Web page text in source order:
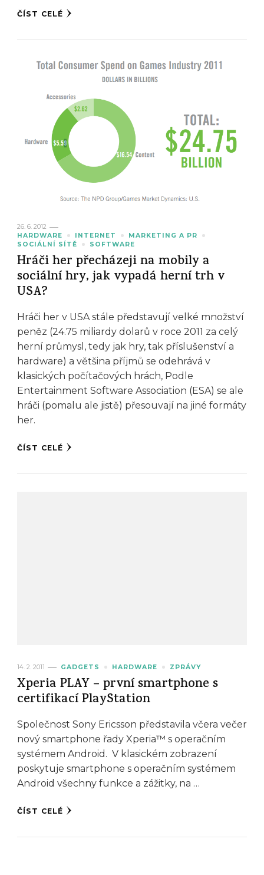
ČÍST CELÉ
26. 6. 2012
HARDWARE
INTERNET
MARKETING A PR
SOCIÁLNÍ SÍTĚ
SOFTWARE
Hráči her přecházeji na mobily a
sociální hry, jak vypadá herní trh v
USA?
Hráči her v USA stále představují velké množství
peněz (24.75 miliardy dolarů v roce 2011 za celý
herní průmysl, tedy jak hry, tak příslušenství a
hardware) a většina příjmů se odehrává v
klasických počítačových hrách, Podle
Entertainment Software Association (ESA) se ale
hráči (pomalu ale jistě) přesouvají na jiné formáty
her.
ČÍST CELÉ
14. 2. 2011 GADGETS HARDWARE ZPRÁVY
Xperia PLAY – první smartphone s
certifikací PlayStation
Společnost Sony Ericsson představila včera večer
nový smartphone řady Xperia™ s operačním
systémem Android. V klasickém zobrazení
poskytuje smartphone s operačním systémem
Android všechny funkce a zážitky, na …
ČÍST CELÉ